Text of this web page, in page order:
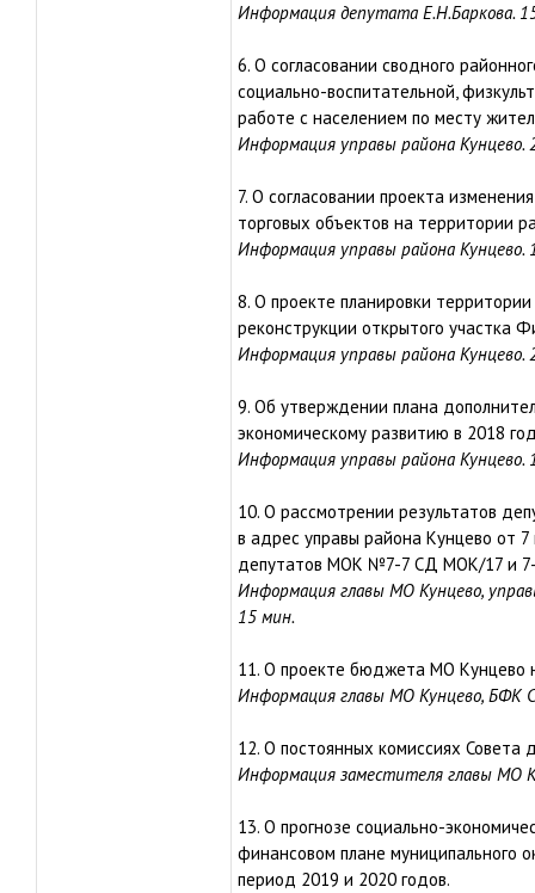
Информация депутата Е.Н.Баркова.
6. О согласовании сводного
социально-воспитательной,
работе с населением по месту
Информация управы района Кунцево.
7. О согласовании проекта
торговых объектов на территории
Информация управы района Кунцево.
8. О проекте планировки
реконструкции открытого участка
Информация управы района Кунцево.
9. Об утверждении плана
экономическому развитию в 2018
Информация управы района Кунцево.
10. О рассмотрении результатов
в адрес управы района Кунцево от
депутатов МОК №7-7 СД МОК/17 и
Информация главы МО Кунцево,
15 мин.
11. О проекте бюджета МО Кунцево
Информация главы МО Кунцево, БФК
12. О постоянных комиссиях Совета
Информация заместителя главы МО
13. О прогнозе социально-
финансовом плане муниципального
период 2019 и 2020 годов.